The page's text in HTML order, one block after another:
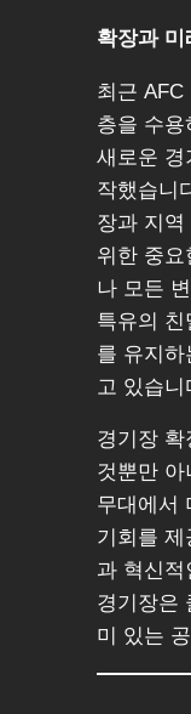
확장과 미
최근 AFC
층을 수
새로운 경
작했습니
장과 지역
위한 중요
나 모든
특유의 친
를 유지
고 있습니
경기장
것뿐만
무대에서
기회를
과 혁신적
경기장은
미 있는